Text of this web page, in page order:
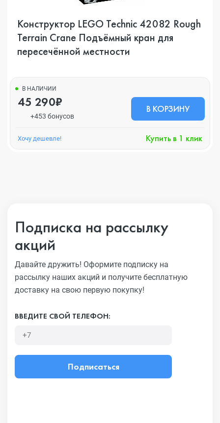
Конструктор LEGO Technic 42082 Rough
Terrain Crane Подъёмный кран для
пересечённой местности
В НАЛИЧИИ
45 290₽
+453 бонусов
В КОРЗИНУ
Хочу дешевле! Купить в 1 клик
Подписка на рассылку
акций
Давайте дружить! Оформите подписку на
рассылку наших акций и получите бесплатную
доставку на свою первую покупку!
ВВЕДИТЕ СВОЙ ТЕЛЕФОН:
Подписаться